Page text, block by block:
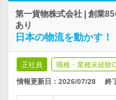
第一貨物株式会社 | 創業
あり
日本の物流を動かす
正社員 職種・業種未経験
情報更新日：2026/07/28 終